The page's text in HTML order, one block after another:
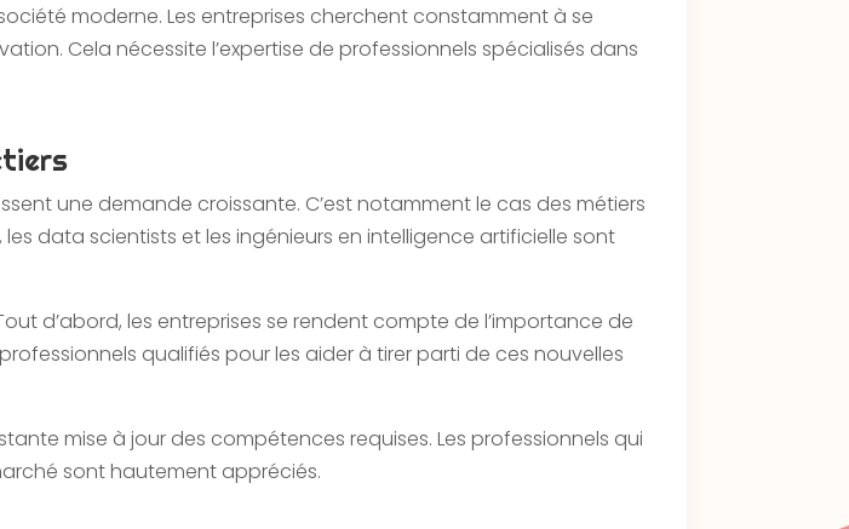
moderne. Les entreprises cherchent constamment à se
Cela nécessite l’expertise de professionnels spécialisés dans
une demande croissante. C’est notamment le cas des métiers
data scientists et les ingénieurs en intelligence artificielle sont
d’abord, les entreprises se rendent compte de l’importance de
qualifiés pour les aider à tirer parti de ces nouvelles
mise à jour des compétences requises. Les professionnels qui
sont hautement appréciés.